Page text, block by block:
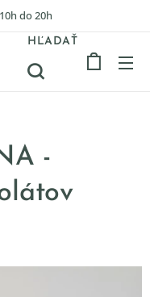
do 20h
HĽADAŤ
-